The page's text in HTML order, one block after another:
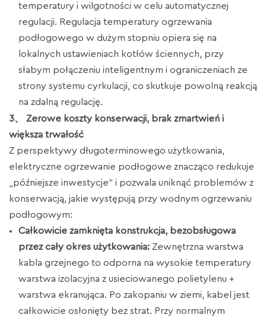
temperatury i wilgotności w celu automatycznej
regulacji. Regulacja temperatury ogrzewania
podłogowego w dużym stopniu opiera się na
lokalnych ustawieniach kotłów ściennych, przy
słabym połączeniu inteligentnym i ograniczeniach ze
strony systemu cyrkulacji, co skutkuje powolną reakcją
na zdalną regulację.
3、 Zerowe koszty konserwacji, brak zmartwień i
większa trwałość
Z perspektywy długoterminowego użytkowania,
elektryczne ogrzewanie podłogowe znacząco redukuje
„późniejsze inwestycje” i pozwala uniknąć problemów z
konserwacją, jakie występują przy wodnym ogrzewaniu
podłogowym:
Całkowicie zamknięta konstrukcja, bezobsługowa
przez cały okres użytkowania: Zewnętrzna warstwa
kabla grzejnego to odporna na wysokie temperatury
warstwa izolacyjna z usieciowanego polietylenu +
warstwa ekranująca. Po zakopaniu w ziemi, kabel jest
całkowicie osłonięty bez strat. Przy normalnym